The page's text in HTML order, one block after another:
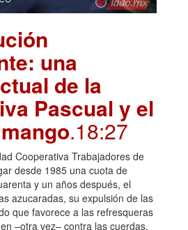
una
de la
Pascual y el
.18:27
Cooperativa Trabajadores de
desde 1985 una cuota de
y un años después, el
azucaradas, su expulsión de las
que favorece a las refresqueras
–otra vez– contra las cuerdas.